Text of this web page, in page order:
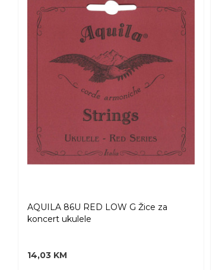
AQUILA 86U RED LOW G Žice za
koncert ukulele
14,03 KM